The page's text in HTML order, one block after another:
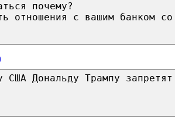
почему?
отношения с вашим банком
США Дональду Трампу